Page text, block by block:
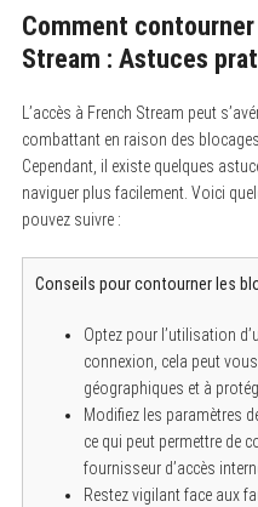
Comment
Stream : Astuces
L’accès à French Stream peut
combattant en raison des
Cependant, il existe quelques
naviguer plus facilement. Voici
pouvez suivre :
Conseils pour contourner les
Optez pour l’utilisation
connexion, cela peut
géographiques et à
Modifiez les paramètres
ce qui peut permettre de
fournisseur d’accès
Restez vigilant face aux
r
f
o
: